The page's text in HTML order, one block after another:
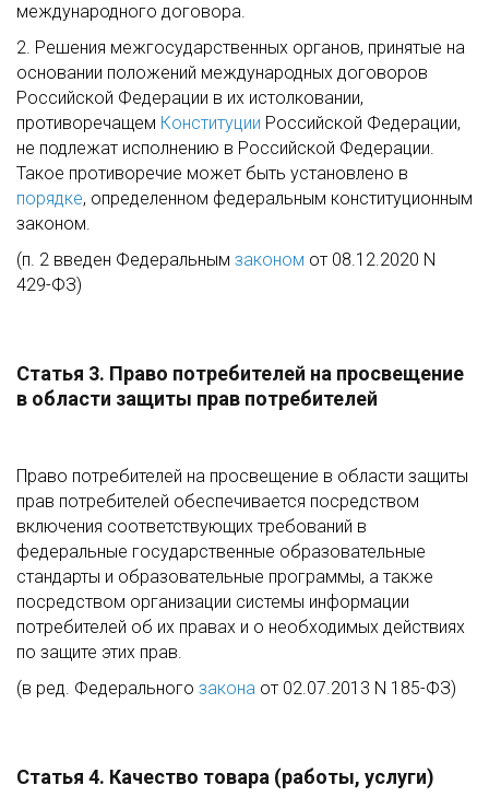
международного договора.
2. Решения межгосударственных органов, принятые на
основании положений международных договоров
Российской Федерации в их истолковании,
противоречащем Конституции Российской Федерации,
не подлежат исполнению в Российской Федерации.
Такое противоречие может быть установлено в
порядке, определенном федеральным конституционным
законом.
(п. 2 введен Федеральным законом от 08.12.2020 N
429-ФЗ)
Статья 3. Право потребителей на просвещение
в области защиты прав потребителей
Право потребителей на просвещение в области защиты
прав потребителей обеспечивается посредством
включения соответствующих требований в
федеральные государственные образовательные
стандарты и образовательные программы, а также
посредством организации системы информации
потребителей об их правах и о необходимых действиях
по защите этих прав.
(в ред. Федерального закона от 02.07.2013 N 185-ФЗ)
Статья 4. Качество товара (работы, услуги)